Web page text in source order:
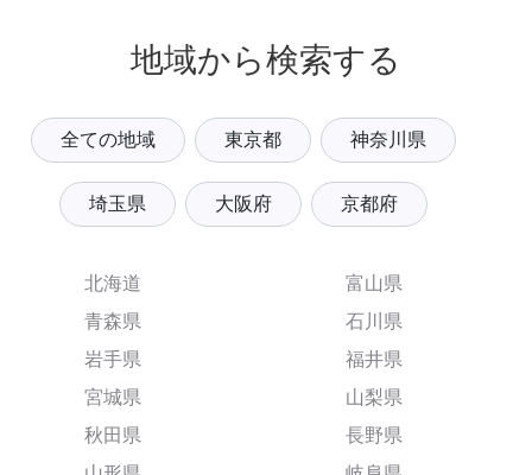
地域から検索する
全ての地域 東京都 神奈川県
埼玉県 大阪府 京都府
北海道
青森県
岩手県
宮城県
秋田県
富山県
石川県
福井県
山梨県
長野県